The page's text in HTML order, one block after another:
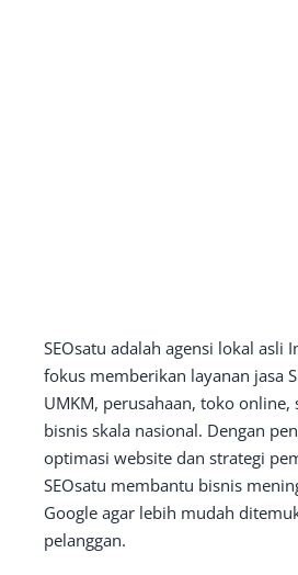
SEOsatu adalah agensi lokal asli
fokus memberikan layanan jasa
UMKM, perusahaan, toko online,
bisnis skala nasional. Dengan
optimasi website dan strategi
SEOsatu membantu bisnis
Google agar lebih mudah
pelanggan.